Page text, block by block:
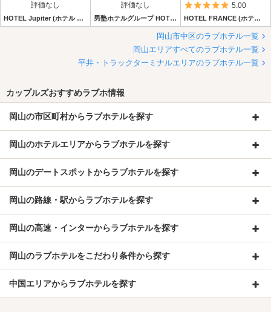
評価なし
HOTEL Jupiter (ホテル ジュピター)
評価なし
男塾ホテルグループ HOTEL agehA (ホテル アゲハ)
5つ星のうち5
5.00
HOTEL FRANCE (ホテル フランセ)
岡山市中区のラブホテル一覧
岡山エリアすべてのラブホテル一覧
平井・トラックターミナルエリアのラブホテル一覧
カップルズおすすめラブホ情報
岡山の市区町村からラブホテルを探す
岡山のホテルエリアからラブホテルを探す
岡山のデートスポットからラブホテルを探す
岡山の路線・駅からラブホテルを探す
岡山の高速・インターからラブホテルを探す
岡山のラブホテルをこだわり条件から探す
中国エリアからラブホテルを探す